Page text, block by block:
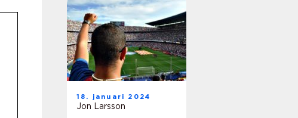
18. januari 2024
Jon Larsson